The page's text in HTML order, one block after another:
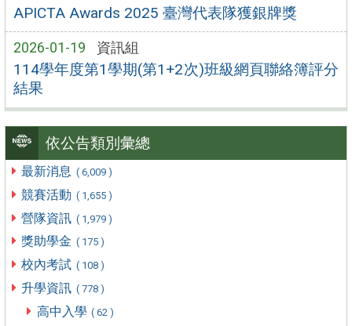
APICTA Awards 2025 臺灣代表隊獲銀牌獎
2026-01-19 資訊組
114學年度第1學期(第1+2次)班級網頁聯絡簿評分
結果
依公告類別彙總
最新消息 ( 6,009 )
競賽活動 ( 1,655 )
營隊資訊 ( 1,979 )
獎助學金 ( 175 )
校內考試 ( 108 )
升學資訊 ( 778 )
高中入學 ( 62 )